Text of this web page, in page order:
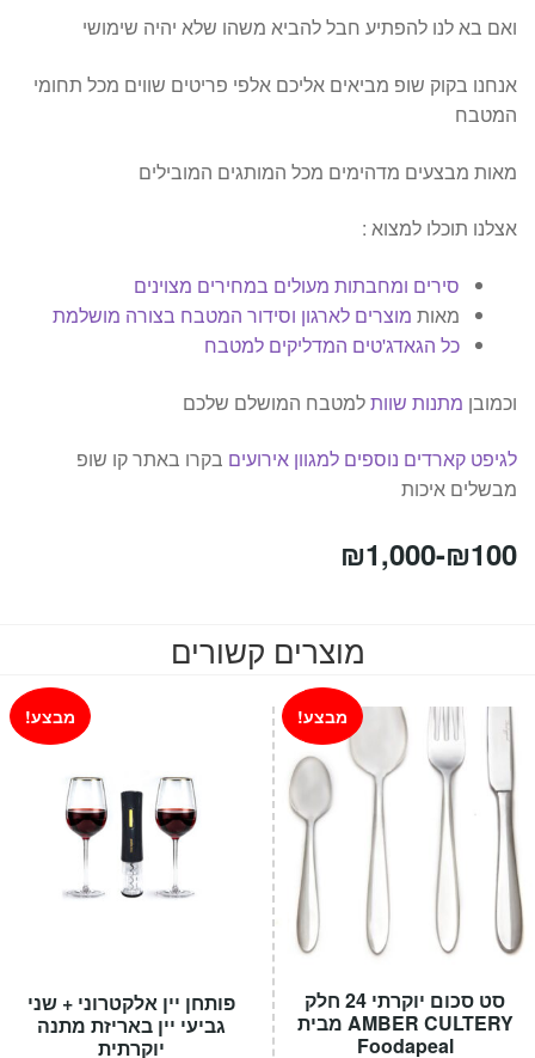
ואם בא לנו להפתיע חבל להביא משהו שלא יהיה שימושי
אנחנו בקוק שופ מביאים אליכם אלפי פריטים שווים מכל תחומי
המטבח
מאות מבצעים מדהימים מכל המותגים המובילים
אצלנו תוכלו למצוא :
סירים ומחבתות מעולים במחירים מצוינים
מאות מוצרים לארגון וסידור המטבח בצורה מושלמת
כל הגאדג'טים המדליקים למטבח
וכמובן מתנות שוותלמטבח המושלם שלכם
לגיפט קארדים נוספים למגוון אירועים בקרו באתר קו שופ
מבשלים איכות
₪100
-
₪1,000
מוצרים קשורים
פותחן יין אלקטרוני + שני
גביעי יין באריזת מתנה
יוקרתית
מבצע!
סט סכום יוקרתי 24 חלק
AMBER CULTERY מבית
Foodapeal
מבצע!